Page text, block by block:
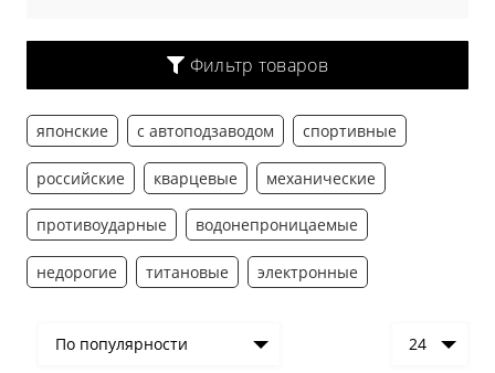
Фильтр товаров
японские с автоподзаводом спортивные
российские кварцевые механические
противоударные водонепроницаемые
недорогие титановые электронные
По популярности 24